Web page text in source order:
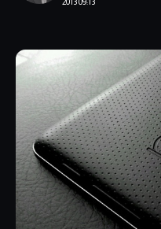
2013 09:13